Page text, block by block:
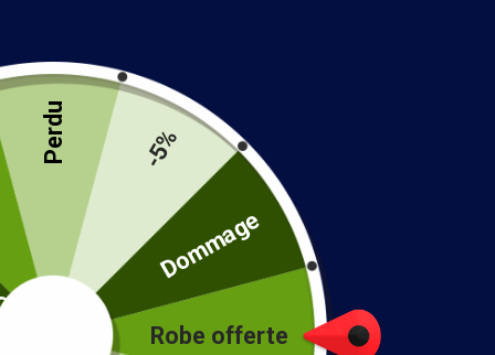
Collier Papillon Dorée
19.90 €
Style
Robe offerte
Perdu -5%
Dommage